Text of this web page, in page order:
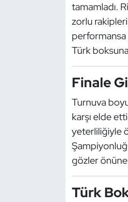
tamamladı.
zorlu
performansa
Türk
Finale
Turnuva
karşı elde
yeterliliğiyle
gözler
Türk
Hava Sporları
İşitme Engelli Sporcular